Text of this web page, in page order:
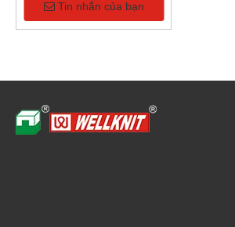
Tin nhắn của bạn